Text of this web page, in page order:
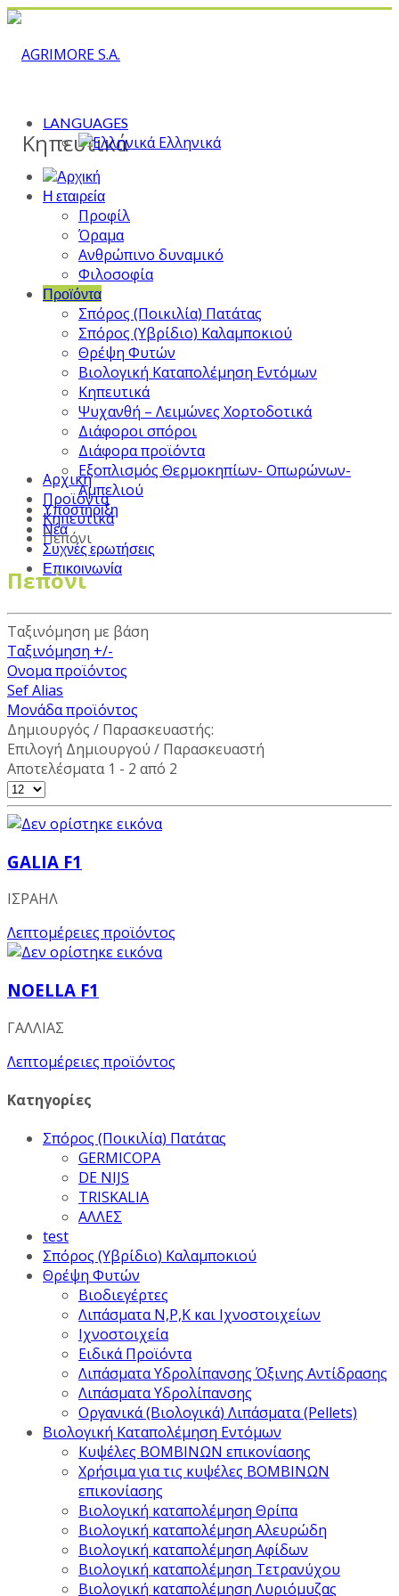
LANGUAGES
Ελληνικά
Η εταιρεία
Προφίλ
Όραμα
Ανθρώπινο δυναμικό
Φιλοσοφία
Προϊόντα
Σπόρος (Ποικιλία) Πατάτας
Σπόρος (Υβρίδιο) Καλαμποκιού
Θρέψη Φυτών
Βιολογική Καταπολέμηση Εντόμων
Κηπευτικά
Ψυχανθή – Λειμώνες Χορτοδοτικά
Διάφοροι σπόροι
Διάφορα προϊόντα
Εξοπλισμός Θερμοκηπίων- Οπωρώνων-
Αμπελιού
Υποστήριξη
Νέα
Συχνές ερωτήσεις
Επικοινωνία
Κηπευτικά
Αρχική
Προϊόντα
Κηπευτικά
Πεπόνι
Πεπόνι
Ταξινόμηση με βάση
Ταξινόμηση +/-
Ονομα προϊόντος
Sef Alias
Μονάδα προϊόντος
Δημιουργός / Παρασκευαστής:
Επιλογή Δημιουργού / Παρασκευαστή
Αποτελέσματα 1 - 2 από 2
GALIA F1
ΙΣΡΑΗΛ
Λεπτομέρειες προϊόντος
NOELLA F1
ΓΑΛΛΙΑΣ
Λεπτομέρειες προϊόντος
Κατηγορίες
Σπόρος (Ποικιλία) Πατάτας
GERMICOPA
DE NIJS
TRISKALIA
ΑΛΛΕΣ
test
Σπόρος (Υβρίδιο) Καλαμποκιού
Θρέψη Φυτών
Βιοδιεγέρτες
Λιπάσματα Ν,Ρ,Κ και Ιχνοστοιχείων
Ιχνοστοιχεία
Ειδικά Προϊόντα
Λιπάσματα Υδρολίπανσης Όξινης Αντίδρασης
Λιπάσματα Υδρολίπανσης
Οργανικά (Βιολογικά) Λιπάσματα (Pellets)
Βιολογική Καταπολέμηση Εντόμων
Κυψέλες ΒΟΜΒΙΝΩΝ επικονίασης
Χρήσιμα για τις κυψέλες ΒΟΜΒΙΝΩΝ
επικονίασης
Βιολογική καταπολέμηση Θρίπα
Βιολογική καταπολέμηση Αλευρώδη
Βιολογική καταπολέμηση Αφίδων
Βιολογική καταπολέμηση Τετρανύχου
Βιολογική καταπολέμηση Λυριόμυζας